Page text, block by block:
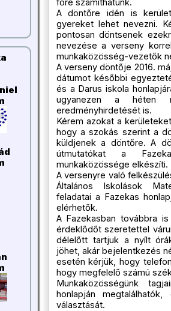
főre számíthatunk.
A döntőre idén is
gyereket lehet nevezni.
pontosan döntsenek
nevezése a verseny
munkaközösség-vezetők
A verseny döntője 2016.
dátumot későbbi
és a Darus iskola
ugyanezen a héten
eredményhirdetését is.
Kérem azokat a
hogy a szokás szerint a
küldjenek a döntőre. A
útmutatókat a
munkaközössége elkészíti.
A versenyre való
Általános Iskolások
feladatai a Fazekas
elérhetők.
A Fazekasban továbbra
érdeklődőt szeretettel
délelőtt tartjuk a nyílt
jöhet, akár bejelentkezés
esetén kérjük, hogy
hogy megfelelő számú
Munkaközösségünk
honlapján
választását.